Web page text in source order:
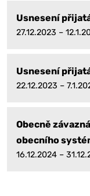
Usnesení
27.12.2023 –
Usnesení
22.12.2023 –
Obecně
obecního
16.12.2024 –